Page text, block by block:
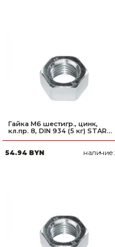
Гайка М6 шестигр., цинк,
кл.пр. 8, DIN 934 (5 кг) STAR...
54.94 BYN наличие: